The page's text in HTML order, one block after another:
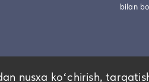
bilan
nusxa koʻchirish,